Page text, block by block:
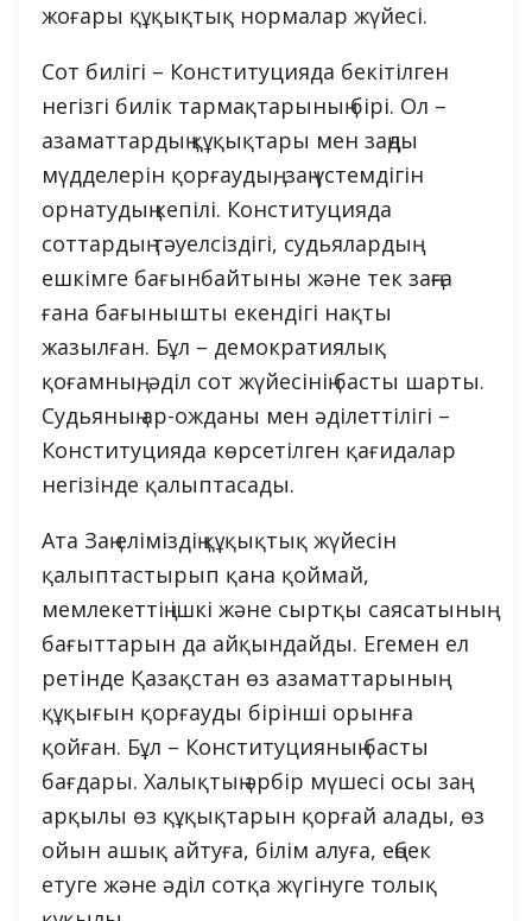
жоғары құқықтық нормалар жүйесі.
Сот билігі – Конституцияда бекітілген
негізгі билік тармақтарының бірі. Ол –
азаматтардың құқықтары мен заңды
мүдделерін қорғаудың, заң үстемдігін
орнатудың кепілі. Конституцияда
соттардың тәуелсіздігі, судьялардың
ешкімге бағынбайтыны және тек заңға
ғана бағынышты екендігі нақты
жазылған. Бұл – демократиялық
қоғамның, әділ сот жүйесінің басты шарты.
Судьяның ар-ожданы мен әділеттілігі –
Конституцияда көрсетілген қағидалар
негізінде қалыптасады.
Ата Заң еліміздің құқықтық жүйесін
қалыптастырып қана қоймай,
мемлекеттің ішкі және сыртқы саясатының
бағыттарын да айқындайды. Егемен ел
ретінде Қазақстан өз азаматтарының
құқығын қорғауды бірінші орынға
қойған. Бұл – Конституцияның басты
бағдары. Халықтың әрбір мүшесі осы заң
арқылы өз құқықтарын қорғай алады, өз
ойын ашық айтуға, білім алуға, еңбек
етуге және әділ сотқа жүгінуге толық